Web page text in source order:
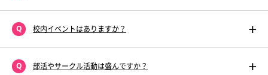
校内イベントはありますか？
部活やサークル活動は盛んですか？